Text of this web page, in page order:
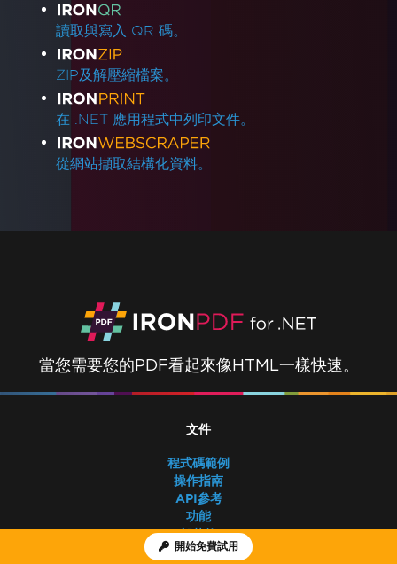
開始免費試用
讀取與寫入 QR 碼。
ZIP及解壓縮檔案。
在 .NET 應用程式中列印文件。
從網站擷取結構化資料。
當您需要您的PDF看起來像HTML一樣快速。
文件
程式碼範例
操作指南
API參考
功能
部落格
產品手冊